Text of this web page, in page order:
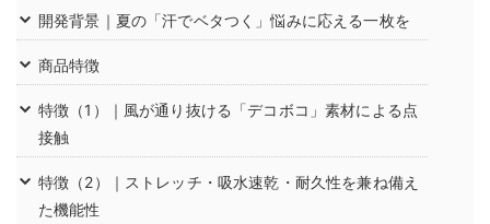
開発背景｜夏の「汗でベタつく」悩みに応える一枚を
商品特徴
特徴（1）｜風が通り抜ける「デコボコ」素材による点
接触
特徴（2）｜ストレッチ・吸水速乾・耐久性を兼ね備え
た機能性